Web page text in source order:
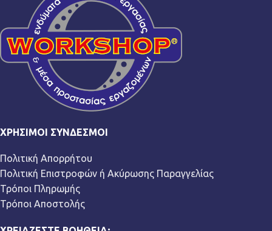
ΧΡΉΣΙΜΟΙ ΣΎΝΔΕΣΜΟΙ
Πολιτική Απορρήτου
Πολιτική Επιστροφών ή Ακύρωσης Παραγγελίας
Τρόποι Πληρωμής
Τρόποι Αποστολής